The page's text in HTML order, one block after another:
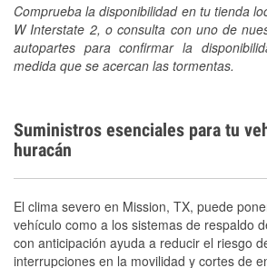
Comprueba la disponibilidad en tu tienda
W Interstate 2, o consulta con uno de
autopartes para confirmar la
medida que se acercan las tormentas.
Suministros esenciales para tu
huracán
El clima severo en Mission, TX, puede
vehículo como a los sistemas de respaldo
con anticipación ayuda a reducir el riesgo
interrupciones en la movilidad y cortes de